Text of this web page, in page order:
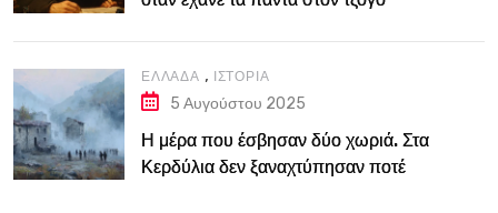
ΕΛΛΆΔΑ , ΙΣΤΟΡΊΑ
5 Αυγούστου 2025
Η μέρα που έσβησαν δύο χωριά. Στα
Κερδύλια δεν ξαναχτύπησαν ποτέ